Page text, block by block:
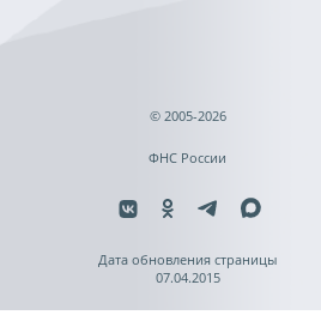
© 2005-2026
ФНС России
Дата обновления страницы
07.04.2015